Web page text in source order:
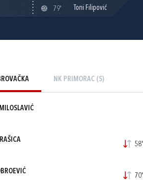
79'
Toni Filipović
NK PRIMORAC (S)
58'
70'